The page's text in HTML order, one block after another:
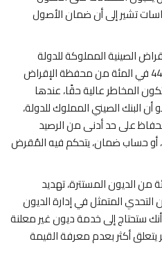
تشير إلى أن ضمان الأصول
الصينية المملوكة للدولة
تفضل الضمانات القوية، إذ نجد أن 44 في المئة من محفظة الإقراض
المخاطر عالية حقًا، عندها
البنك الصيني المملوك للدولة،
على حد أدنى من الرصيد
حساب ضمان، يتحكم فيه المُقرض
من الديون المستترة، تهديد
المتمثل في إدارة الديون
ستحتاج إلى خدمة ديون غير معلنة
أكثر بعدم معرفة القيمة